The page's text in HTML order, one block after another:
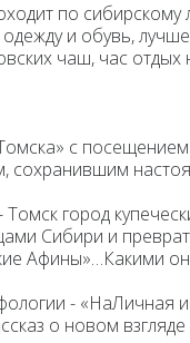
по
и обувь,
чаш, час
с
сохранившим
Томск город
Сибири и
Афины»…Какими
- «НаЛичная
о новом